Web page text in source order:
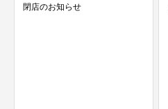
閉店のお知らせ